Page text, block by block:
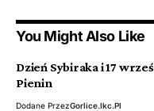
You Might Also Like
Dzień Sybiraka i 17
Pienin
Dodane PrzezGorlice.ikc.pl